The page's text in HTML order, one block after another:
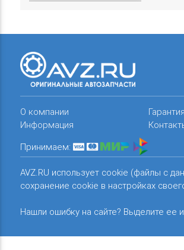
О компании
Информация
Гарантия
Принимаем:
AVZ.RU использует cookie (файлы с
сохранение cookie в настройках
Нашли ошибку на сайте? Выделите ее